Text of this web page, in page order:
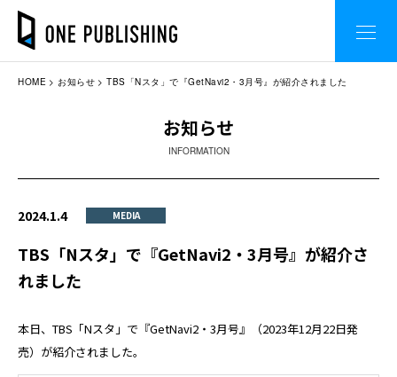
HOME お知らせ TBS「Nスタ」で『GetNavi2・3月号』が紹介されました
お知らせ
INFORMATION
2024.1.4 MEDIA
TBS「Nスタ」で『GetNavi2・3月号』が紹介さ
れました
本日、TBS「Nスタ」で『GetNavi2・3月号』（2023年12月22日発
売）が紹介されました。